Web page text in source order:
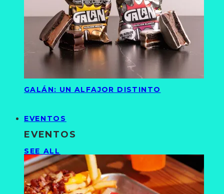
GALÁN: UN ALFAJOR DISTINTO
EVENTOS
EVENTOS
SEE ALL